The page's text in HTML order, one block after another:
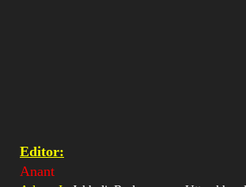
Editor:
Anant